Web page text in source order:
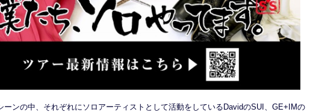
ーンの中、それぞれにソロアーティストとして活動をしているDavidのSUI、GE+IMの